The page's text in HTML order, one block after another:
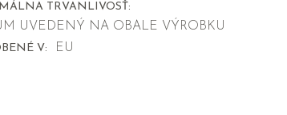
TRVANLIVOSŤ:
UVEDENÝ NA OBALE VÝROBKU
V: EU